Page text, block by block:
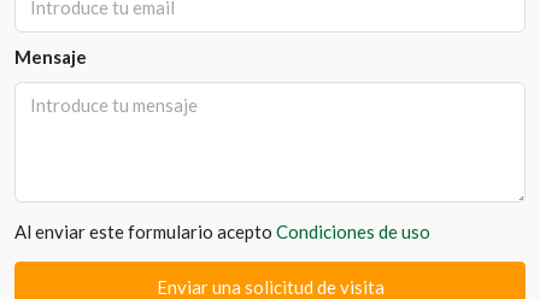
Mensaje
Al enviar este formulario acepto Condiciones de uso
Enviar una solicitud de visita